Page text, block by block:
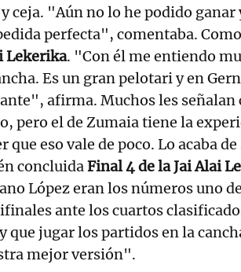
ceja. "Aún no lo he podido
perfecta", comentaba.
Lekerika. "Con él me entiendo
Es un gran pelotari y en
afirma. Muchos les
pero el de Zumaia tiene la
que eso vale de poco. Lo acaba
concluidaFinal 4 de la Jai Alai
López eran los números uno
ante los cuartos
que jugar los partidos en la
mejor versión".